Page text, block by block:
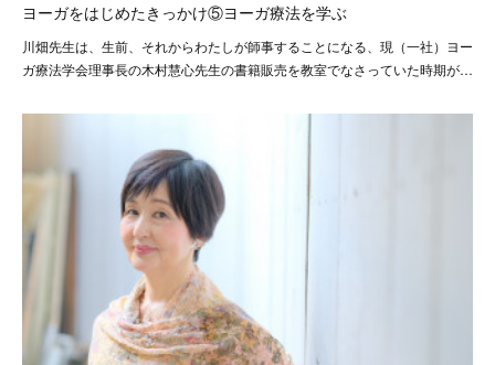
ヨーガをはじめたきっかけ⑤ヨーガ療法を学ぶ
川畑先生は、生前、それからわたしが師事することになる、現（一社）ヨー
ガ療法学会理事長の木村慧心先生の書籍販売を教室でなさっていた時期が…